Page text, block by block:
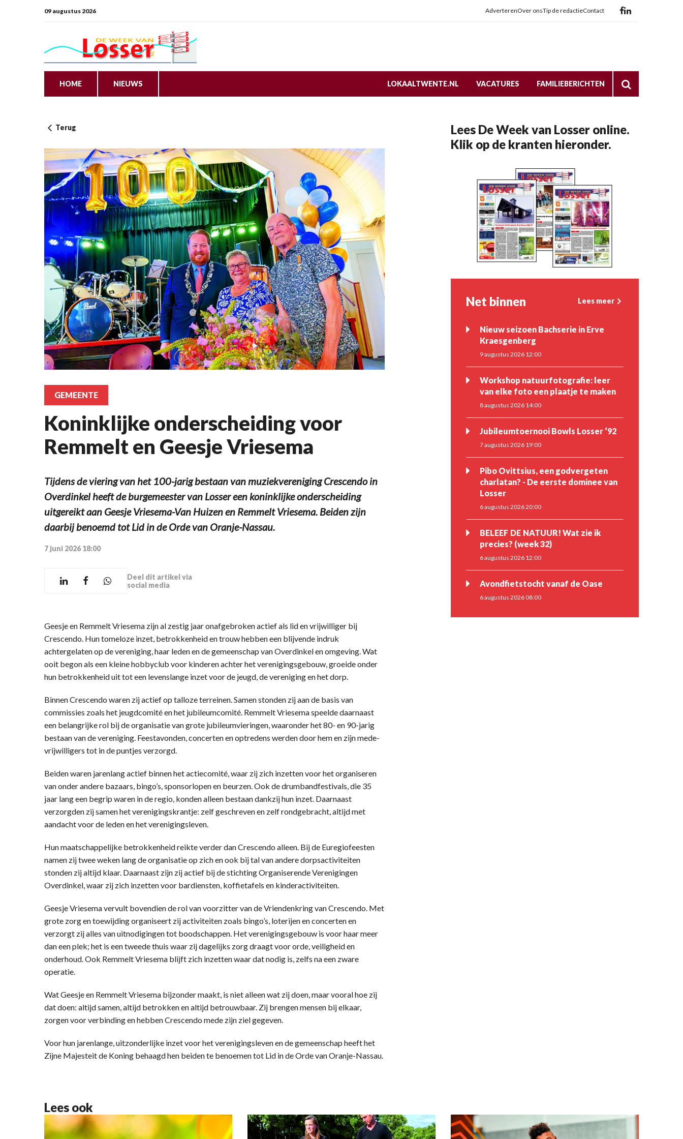
09 augustus 2026 AdverterenOver onsTip de redactieContact
HOME NIEUWS LOKAALTWENTE.NL VACATURES FAMILIEBERICHTEN
Terug
GEMEENTE
Koninklijke onderscheiding voor
Remmelt en Geesje Vriesema
Tijdens de viering van het 100-jarig bestaan van muziekvereniging Crescendo in
Overdinkel heeft de burgemeester van Losser een koninklijke onderscheiding
uitgereikt aan Geesje Vriesema-Van Huizen en Remmelt Vriesema. Beiden zijn
daarbij benoemd tot Lid in de Orde van Oranje-Nassau.
7 juni 2026 18:00
Deel dit artikel via
social media
Geesje en Remmelt Vriesema zijn al zestig jaar onafgebroken actief als lid en vrijwilliger bij
Crescendo. Hun tomeloze inzet, betrokkenheid en trouw hebben een blijvende indruk
achtergelaten op de vereniging, haar leden en de gemeenschap van Overdinkel en omgeving. Wat
ooit begon als een kleine hobbyclub voor kinderen achter het verenigingsgebouw, groeide onder
hun betrokkenheid uit tot een levenslange inzet voor de jeugd, de vereniging en het dorp.
Binnen Crescendo waren zij actief op talloze terreinen. Samen stonden zij aan de basis van
commissies zoals het jeugdcomité en het jubileumcomité. Remmelt Vriesema speelde daarnaast
een belangrijke rol bij de organisatie van grote jubileumvieringen, waaronder het 80- en 90-jarig
bestaan van de vereniging. Feestavonden, concerten en optredens werden door hem en zijn mede-
vrijwilligers tot in de puntjes verzorgd.
Beiden waren jarenlang actief binnen het actiecomité, waar zij zich inzetten voor het organiseren
van onder andere bazaars, bingo’s, sponsorlopen en beurzen. Ook de drumbandfestivals, die 35
jaar lang een begrip waren in de regio, konden alleen bestaan dankzij hun inzet. Daarnaast
verzorgden zij samen het verenigingskrantje: zelf geschreven en zelf rondgebracht, altijd met
aandacht voor de leden en het verenigingsleven.
Hun maatschappelijke betrokkenheid reikte verder dan Crescendo alleen. Bij de Euregiofeesten
namen zij twee weken lang de organisatie op zich en ook bij tal van andere dorpsactiviteiten
stonden zij altijd klaar. Daarnaast zijn zij actief bij de stichting Organiserende Verenigingen
Overdinkel, waar zij zich inzetten voor bardiensten, koffietafels en kinderactiviteiten.
Geesje Vriesema vervult bovendien de rol van voorzitter van de Vriendenkring van Crescendo. Met
grote zorg en toewijding organiseert zij activiteiten zoals bingo’s, loterijen en concerten en
verzorgt zij alles van uitnodigingen tot boodschappen. Het verenigingsgebouw is voor haar meer
dan een plek; het is een tweede thuis waar zij dagelijks zorg draagt voor orde, veiligheid en
onderhoud. Ook Remmelt Vriesema blijft zich inzetten waar dat nodig is, zelfs na een zware
operatie.
Wat Geesje en Remmelt Vriesema bijzonder maakt, is niet alleen wat zij doen, maar vooral hoe zij
dat doen: altijd samen, altijd betrokken en altijd betrouwbaar. Zij brengen mensen bij elkaar,
zorgen voor verbinding en hebben Crescendo mede zijn ziel gegeven.
Voor hun jarenlange, uitzonderlijke inzet voor het verenigingsleven en de gemeenschap heeft het
Zijne Majesteit de Koning behaagd hen beiden te benoemen tot Lid in de Orde van Oranje-Nassau.
Lees De Week van Losser online.
Klik op de kranten hieronder.
Net binnen Lees meer
Nieuw seizoen Bachserie in Erve
Kraesgenberg
9 augustus 2026 12:00
Workshop natuurfotografie: leer
van elke foto een plaatje te maken
8 augustus 2026 14:00
Jubileumtoernooi Bowls Losser ‘92
7 augustus 2026 19:00
Pibo Ovittsius, een godvergeten
charlatan? - De eerste dominee van
Losser
6 augustus 2026 20:00
BELEEF DE NATUUR! Wat zie ik
precies? (week 32)
6 augustus 2026 12:00
Avondfietstocht vanaf de Oase
6 augustus 2026 08:00
Lees ook